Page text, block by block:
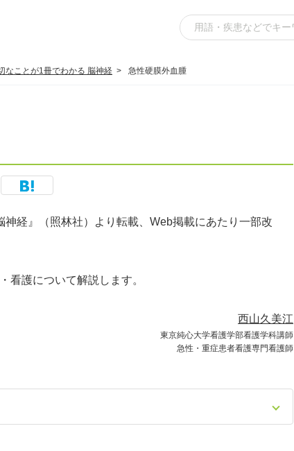
なことが1冊でわかる 脳神経 急性硬膜外血腫
神経』（照林社）より転載、Web掲載にあたり一部改
看護について解説します。
西山久美江
東京純心大学看護学部看護学科講師
急性・重症患者看護専門看護師